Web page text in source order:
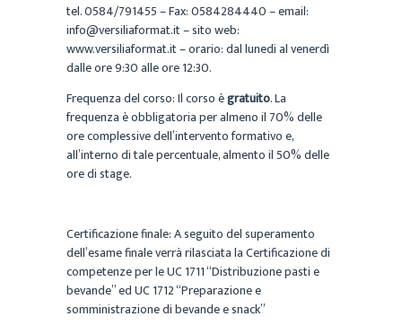
tel. 0584/791455 – Fax: 0584284440 – email:
info@versiliaformat.it – sito web:
www.versiliaformat.it – orario: dal lunedi al venerdì
dalle ore 9:30 alle ore 12:30.
Frequenza del corso: Il corso ègratuito. La
frequenza è obbligatoria per almeno il 70% delle
ore complessive dell’intervento formativo e,
all’interno di tale percentuale, almento il 50% delle
ore di stage.
Certificazione finale: A seguito del superamento
dell’esame finale verrà rilasciata la Certificazione di
competenze per le UC 1711 “Distribuzione pasti e
bevande” ed UC 1712 “Preparazione e
somministrazione di bevande e snack”